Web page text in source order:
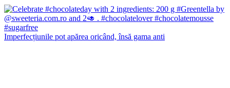
Imperfecțiunile pot apărea oricând, însă gama anti